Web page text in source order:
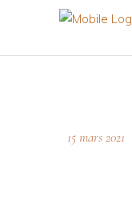
15 mars 2021